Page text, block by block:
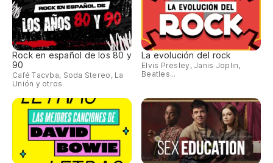
Rock en español de los 80 y
90
Café Tacvba, Soda Stereo, La
Unión y otros
La evolución del rock
Elvis Presley, Janis Joplin,
Beatles...